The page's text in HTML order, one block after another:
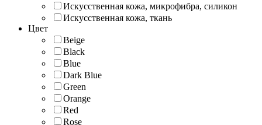
Искусственная кожа, микрофибра, силикон
Искусственная кожа, ткань
Цвет
Beige
Black
Blue
Dark Blue
Green
Orange
Red
Rose